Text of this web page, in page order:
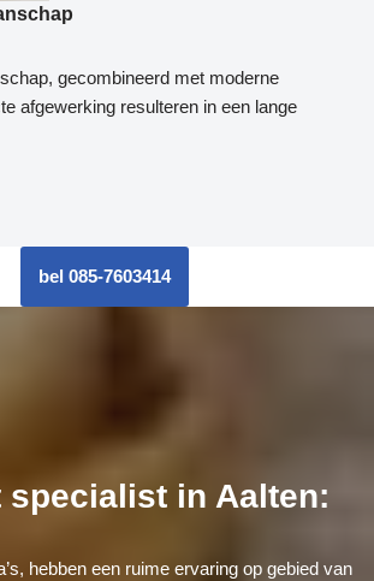
gecombineerd met moderne
afgewerking resulteren in een lange
bel 085-7603414
specialist in Aalten:
hebben een ruime ervaring op gebied van